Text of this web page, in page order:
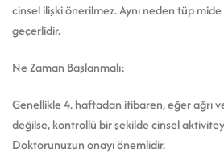
cinsel ilişki önerilmez. Aynı neden tüp
geçerlidir.
Ne Zaman Başlanmalı:
Genellikle 4. haftadan itibaren, eğer ağrı
değilse, kontrollü bir şekilde cinsel
Doktorunuzun onayı önemlidir.